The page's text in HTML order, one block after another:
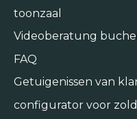
toonzaal
Videoberatung
FAQ
Getuigenissen van
configurator voor